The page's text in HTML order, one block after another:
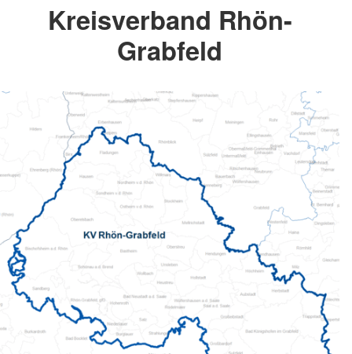
Kreisverband Rhön-
Grabfeld